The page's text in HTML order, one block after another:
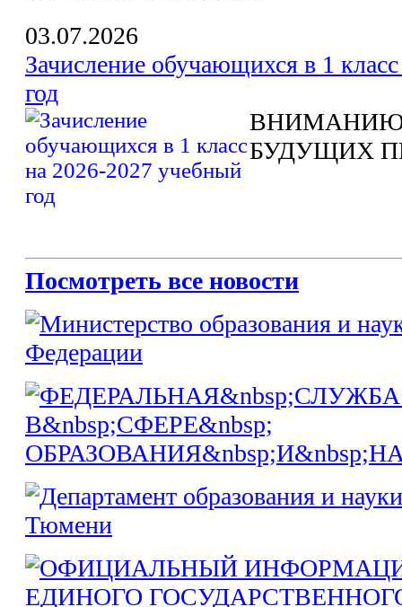
03.07.2026
Зачисление обучающихся в 1
год
ВНИМАНИЮ
БУДУЩИХ
Посмотреть все новости